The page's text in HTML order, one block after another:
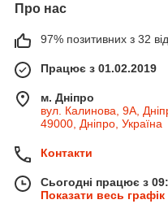
Про нас
97% позитивних з 32
Працює з 01.02.2019
м. Дніпро
вул. Калинова, 9А,
49000, Дніпро, Україна
Контакти
Сьогодні працює з
Показати весь